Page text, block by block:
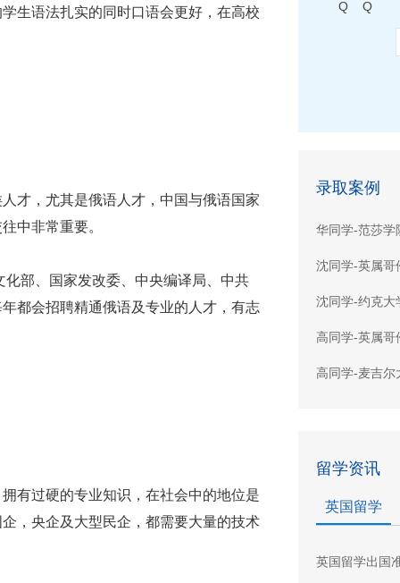
语法扎实的同时口语会更好，在高校
，尤其是俄语人才，中国与俄语国家
中非常重要。
部、国家发改委、中央编译局、中共
都会招聘精通俄语及专业的人才，有志
过硬的专业知识，在社会中的地位是
，央企及大型民企，都需要大量的技术
Q Q
录取案例
华同学-范莎学
沈同学-英属哥
沈同学-约克大
高同学-英属哥
高同学-麦吉尔
留学资讯
英国留学
英国留学出国